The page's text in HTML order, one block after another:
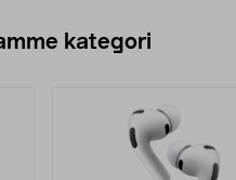
kategori